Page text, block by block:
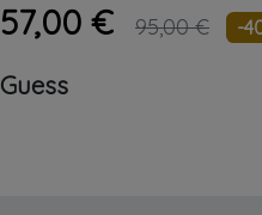
57,00 € 95,00 € -
Guess